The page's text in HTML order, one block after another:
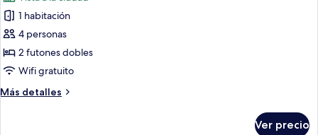
fotos
de
Habitación
Deluxe,
a
1 habitación
4 personas
2 futones dobles
Wifi gratuito
Más detalles
Más
Ver precio